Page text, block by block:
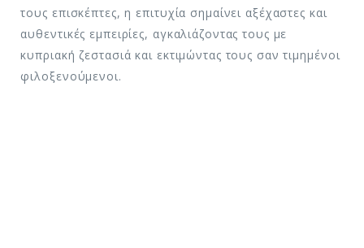
τους επισκέπτες, η επιτυχία σημαίνει αξέχαστες και
αυθεντικές εμπειρίες, αγκαλιάζοντας τους με
κυπριακή ζεστασιά και εκτιμώντας τους σαν τιμημένοι
φιλοξενούμενοι.